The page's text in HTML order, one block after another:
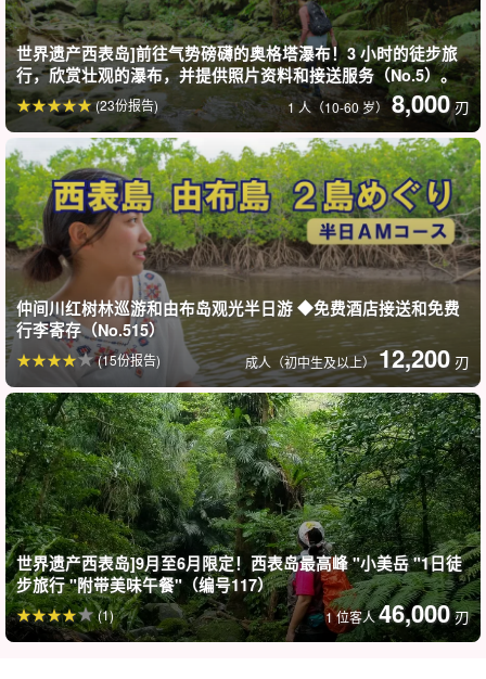
抵达期待已久的奥米贾瀑布！
安全措施包括穿戴救生衣和头盔！即使你不擅长游泳，救生衣也能
世界遗产西表岛]前往气势磅礴的奥格塔瀑布！3 小时的徒步旅
行，欣赏壮观的瀑布，并提供照片资料和接送服务（No.5）。
1 人（10-60 岁） 8,000 刃
(23份报告)
仲间川红树林巡游和由布岛观光半日游 ◆免费酒店接送和免费
行李寄存（No.515）
成人（初中生及以上）12,200 刃
(15份报告)
世界遗产西表岛]9月至6月限定！西表岛最高峰 "小美岳 "1日徒
步旅行 "附带美味午餐"（编号117）
1 位客人46,000 刃
(1)